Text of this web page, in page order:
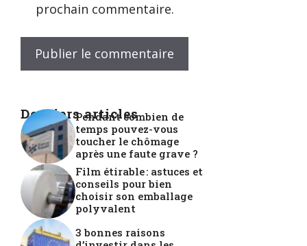
prochain commentaire.
Derniers articles
Pendant combien de
temps pouvez-vous
toucher le chômage
après une faute grave ?
Film étirable : astuces et
conseils pour bien
choisir son emballage
polyvalent
3 bonnes raisons